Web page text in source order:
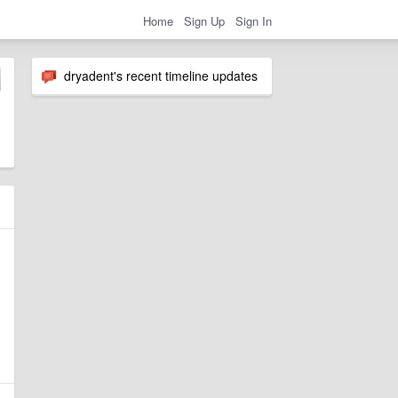
Home Sign Up Sign In
dryadent's recent timeline updates